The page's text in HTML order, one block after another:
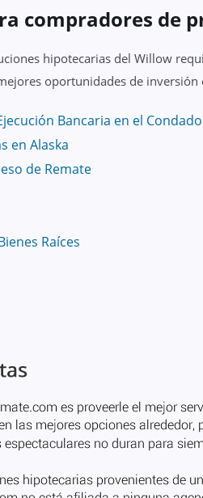
compradores de
hipotecarias del Willow
oportunidades de inversión
Bancaria en el
en Alaska
de Remate
Raíces